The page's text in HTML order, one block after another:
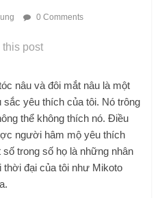
0 Comments
this post
nâu và đôi mắt nâu là một
yêu thích của tôi. Nó trông
thể không thích nó. Điều
người hâm mộ yêu thích
trong số họ là những nhân
thời đại của tôi như Mikoto